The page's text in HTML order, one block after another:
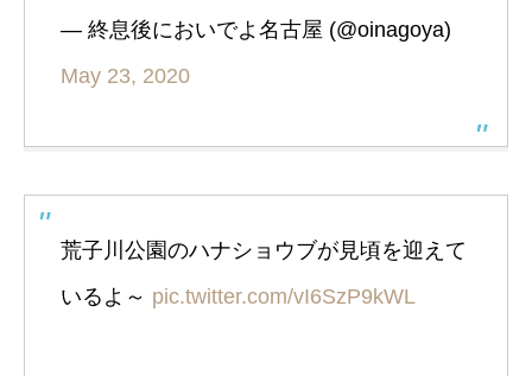
— 終息後においでよ名古屋 (@oinagoya)
May 23, 2020
荒子川公園のハナショウブが見頃を迎えて
いるよ～ pic.twitter.com/vI6SzP9kWL